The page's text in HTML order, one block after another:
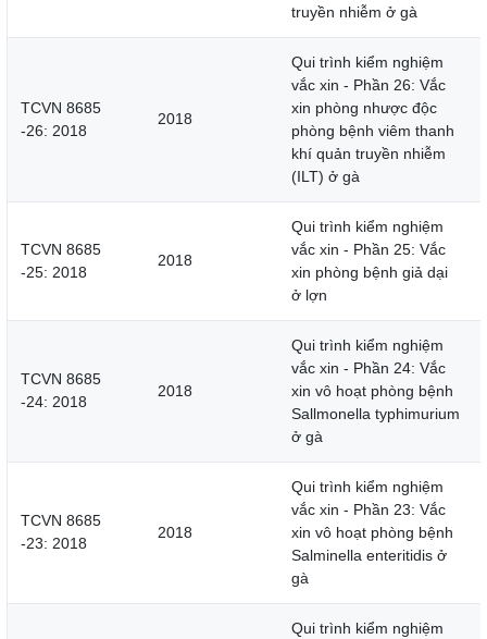
truyền nhiễm ở gà
TCVN 8685
-26: 2018
2018
Qui trình kiểm nghiệm
vắc xin - Phần 26: Vắc
xin phòng nhược độc
phòng bệnh viêm thanh
khí quản truyền nhiễm
(ILT) ở gà
TCVN 8685
-25: 2018
2018
Qui trình kiểm nghiệm
vắc xin - Phần 25: Vắc
xin phòng bệnh giả dại
ở lợn
TCVN 8685
-24: 2018
2018
Qui trình kiểm nghiệm
vắc xin - Phần 24: Vắc
xin vô hoạt phòng bệnh
Sallmonella typhimurium
ở gà
TCVN 8685
-23: 2018
2018
Qui trình kiểm nghiệm
vắc xin - Phần 23: Vắc
xin vô hoạt phòng bệnh
Salminella enteritidis ở
gà
Qui trình kiểm nghiệm